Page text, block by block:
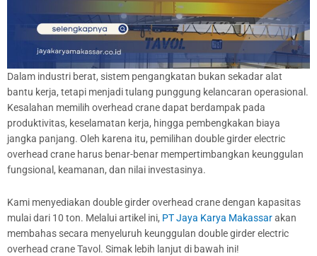
Dalam industri berat, sistem pengangkatan bukan sekadar alat
bantu kerja, tetapi menjadi tulang punggung kelancaran operasional.
Kesalahan memilih overhead crane dapat berdampak pada
produktivitas, keselamatan kerja, hingga pembengkakan biaya
jangka panjang. Oleh karena itu, pemilihan double girder electric
overhead crane harus benar-benar mempertimbangkan keunggulan
fungsional, keamanan, dan nilai investasinya.
Kami menyediakan double girder overhead crane dengan kapasitas
mulai dari 10 ton. Melalui artikel ini, PT Jaya Karya Makassarakan
membahas secara menyeluruh keunggulan double girder electric
overhead crane Tavol. Simak lebih lanjut di bawah ini!